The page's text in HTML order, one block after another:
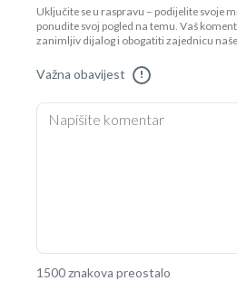
Uključite se u raspravu – podijelite svoje
ponudite svoj pogled na temu. Vaš
zanimljiv dijalog i obogatiti zajednicu
Važna obavijest !
1500 znakova preostalo